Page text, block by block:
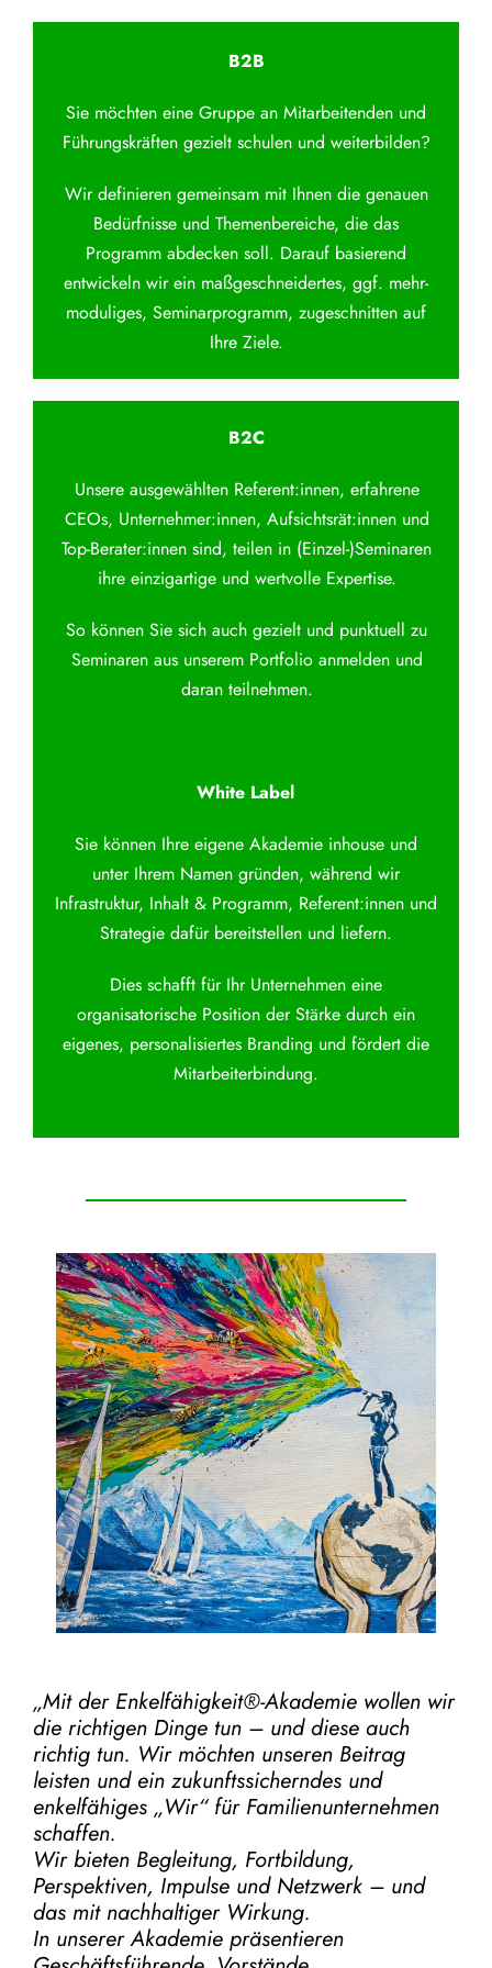
B2B
Sie möchten eine Gruppe an Mitarbeitenden und
Führungskräften gezielt schulen und weiterbilden?
Wir definieren gemeinsam mit Ihnen die genauen
Bedürfnisse und Themenbereiche, die das
Programm abdecken soll. Darauf basierend
entwickeln wir ein maßgeschneidertes, ggf. mehr-
moduliges, Seminarprogramm, zugeschnitten auf
Ihre Ziele.
B2C
Unsere ausgewählten Referent:innen, erfahrene
CEOs, Unternehmer:innen, Aufsichtsrät:innen und
Top-Berater:innen sind, teilen in (Einzel-)Seminaren
ihre einzigartige und wertvolle Expertise.
So können Sie sich auch gezielt und punktuell zu
Seminaren aus unserem Portfolio anmelden und
daran teilnehmen.
White Label
Sie können Ihre eigene Akademie inhouse und
unter Ihrem Namen gründen, während wir
Infrastruktur, Inhalt & Programm, Referent:innen und
Strategie dafür bereitstellen und liefern.
Dies schafft für Ihr Unternehmen eine
organisatorische Position der Stärke durch ein
eigenes, personalisiertes Branding und fördert die
Mitarbeiterbindung.
„Mit der Enkelfähigkeit®-Akademiewollen wir
die richtigen Dinge tun – und diese auch
richtig tun. Wir möchten unseren Beitrag
leisten und ein zukunftssicherndes und
enkelfähiges „Wir“ für Familienunternehmen
schaffen.
Wir bieten Begleitung, Fortbildung,
Perspektiven, Impulse und Netzwerk – und
das mit nachhaltiger Wirkung.
In unserer Akademie präsentieren